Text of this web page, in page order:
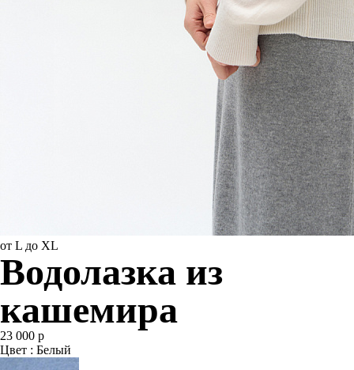
от L до XL
Водолазка из
кашемира
23 000 р
Цвет : Белый